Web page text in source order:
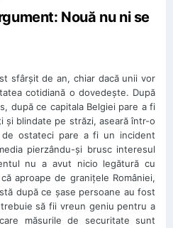
Nouă nu ni se
sfârşit de an, chiar dacă unii vor
cotidiană o dovedeşte. După
după ce capitala Belgiei pare a fi
şi blindate pe străzi, aseară într-o
ostateci pare a fi un incident
pierzându-şi brusc interesul
nu a avut nicio legătură cu
aproape de graniţele României,
după ce şase persoane au fost
să fii vreun geniu pentru a
măsurile de securitate sunt